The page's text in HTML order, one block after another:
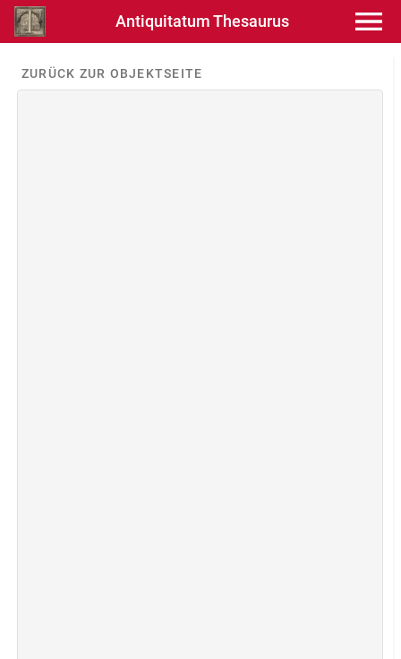
Antiquitatum Thesaurus
ZURÜCK ZUR OBJEKTSEITE